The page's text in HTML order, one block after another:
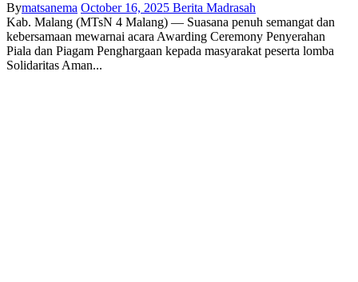
Bymatsanema October 16, 2025 Berita Madrasah
Kab. Malang (MTsN 4 Malang) — Suasana penuh semangat dan
kebersamaan mewarnai acara Awarding Ceremony Penyerahan
Piala dan Piagam Penghargaan kepada masyarakat peserta lomba
Solidaritas Aman...